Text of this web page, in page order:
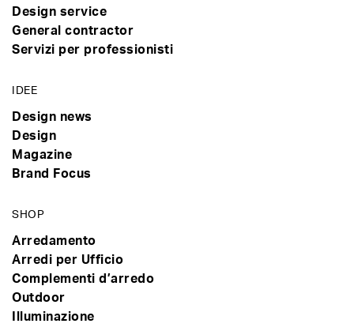
Design service
General contractor
Servizi per professionisti
IDEE
Design news
Design
Magazine
Brand Focus
SHOP
Arredamento
Arredi per Ufficio
Complementi d’arredo
Outdoor
Illuminazione